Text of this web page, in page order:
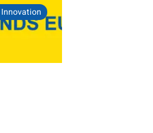
Innovation